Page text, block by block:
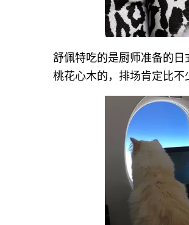
舒佩特吃的是厨师准备的
桃花心木的，排场肯定比不